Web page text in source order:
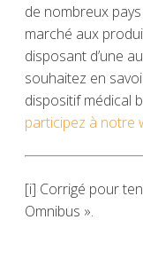
de nombreux
marché aux
disposant d’une
souhaitez en
dispositif médical
participez à notre
[i] Corrigé pour
Omnibus ».